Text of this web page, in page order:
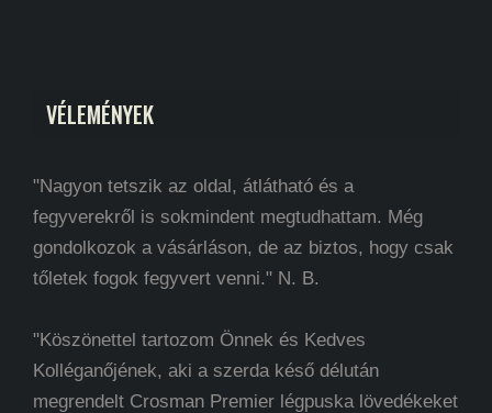
VÉLEMÉNYEK
"Nagyon tetszik az oldal, átlátható és a
fegyverekről is sokmindent megtudhattam. Még
gondolkozok a vásárláson, de az biztos, hogy csak
tőletek fogok fegyvert venni." N. B.
"Köszönettel tartozom Önnek és Kedves
Kolléganőjének, aki a szerda késő délután
megrendelt Crosman Premier légpuska lövedékeket